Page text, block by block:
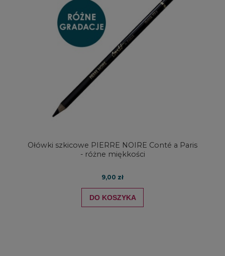
Ołówki szkicowe PIERRE NOIRE Conté a Paris
- różne miękkości
9,00 zł
DO KOSZYKA